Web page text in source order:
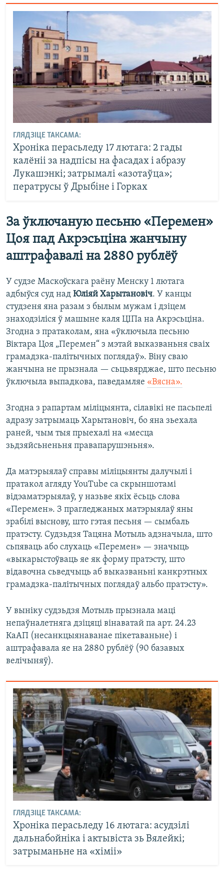
ГЛЯДЗІЦЕ ТАКСАМА:
Хроніка перасьледу 17 лютага: 2 гады
калёніі за надпісы на фасадах і абразу
Лукашэнкі; затрымалі «азотаўца»;
ператрусы ў Дрыбіне і Горках
За ўключаную песьню «Перемен»
Цоя пад Акрэсьціна жанчыну
аштрафавалі на 2880 рублёў
У судзе Маскоўскага раёну Менску 1 лютага
адбыўся суд над Юліяй Харытановіч. У канцы
студзеня яна разам з былым мужам і дзіцем
знаходзіліся ў машыне каля ЦІПа на Акрэсьціна.
Згодна з пратаколам, яна «ўключыла песьню
Віктара Цоя „Перемен“ з мэтай выказваньня сваіх
грамадзка-палітычных поглядаў». Віну сваю
жанчына не прызнала — сьцьвярджае, што песьню
ўключыла выпадкова, паведамляе «Вясна».
Згодна з рапартам міліцыянта, сілавікі не пасьпелі
адразу затрымаць Харытановіч, бо яна зьехала
раней, чым тыя прыехалі на «месца
зьдзяйсьненьня правапарушэньня».
Да матэрыялаў справы міліцыянты далучылі і
пратакол агляду YouTube са скрыншотамі
відэаматэрыялаў, у назьве якіх ёсьць слова
«Перемен». З прагледжаных матэрыялаў яны
зрабілі выснову, што гэтая песьня — сымбаль
пратэсту. Судзьдзя Тацяна Мотыль адзначыла, што
сьпяваць або слухаць «Перемен» — значыць
«выкарыстоўваць яе як форму пратэсту, што
відавочна сьведчыць аб выказваньні канкрэтных
грамадзка-палітычных поглядаў альбо пратэсту».
У выніку судзьдзя Мотыль прызнала маці
непаўналетняга дзіцяці вінаватай па арт. 24.23
КаАП (несанкцыянаванае пікетаваньне) і
аштрафавала яе на 2880 рублёў (90 базавых
велічыняў).
ГЛЯДЗІЦЕ ТАКСАМА:
Хроніка перасьледу 16 лютага: асудзілі
дальнабойніка і актывіста зь Вялейкі;
затрыманьне на «хіміі»